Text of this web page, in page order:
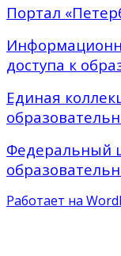
Портал
доступа к
Единая
Федеральный
Работает на